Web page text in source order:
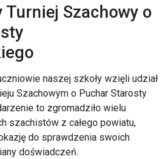
Turniej Szachowy o
naszej szkoły wzięli udział
Szachowym o Puchar Starosty
to zgromadziło wielu
szachistów z całego powiatu,
do sprawdzenia swoich
doświadczeń.